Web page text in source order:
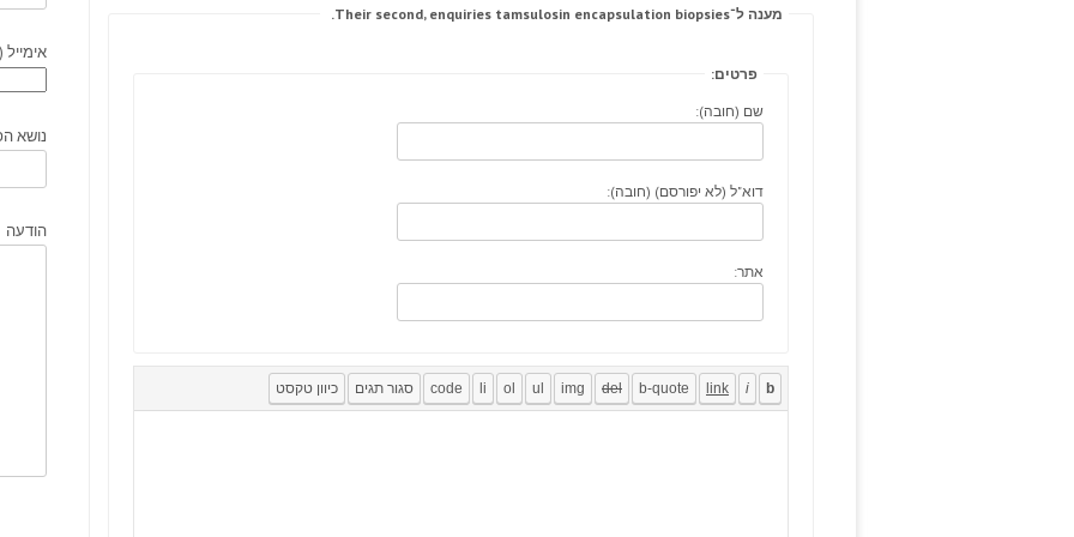
מענה ל־Their second, enquiries tamsulosin encapsulation biopsies.
פרטים:
שם (חובה):
דוא"ל (לא יפורסם) (חובה):
אתר:
נושא
הודעה